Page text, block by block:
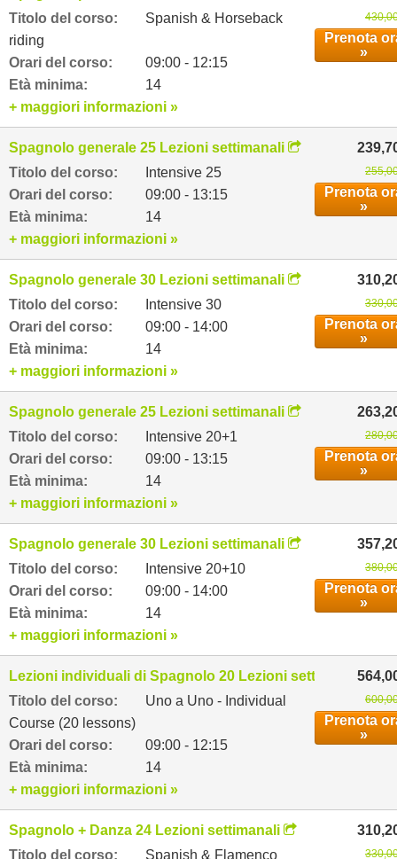
Titolo del corso:
Spanish & Horseback
riding
Orari del corso:
09:00 - 12:15
Età minima:
14
Prenota
»
+ maggiori informazioni »
Spagnolo generale 25 Lezioni settimanali
Titolo del corso:
Intensive 25
Orari del corso:
09:00 - 13:15
Età minima:
14
Prenota
»
+ maggiori informazioni »
Spagnolo generale 30 Lezioni settimanali
Titolo del corso:
Intensive 30
Orari del corso:
09:00 - 14:00
Età minima:
14
Prenota
»
+ maggiori informazioni »
Spagnolo generale 25 Lezioni settimanali
Titolo del corso:
Intensive 20+1
Orari del corso:
09:00 - 13:15
Età minima:
14
Prenota
»
+ maggiori informazioni »
Spagnolo generale 30 Lezioni settimanali
Titolo del corso:
Intensive 20+10
Orari del corso:
09:00 - 14:00
Età minima:
14
Prenota
»
+ maggiori informazioni »
Lezioni individuali di Spagnolo 20 Lezioni settimanali
Titolo del corso:
Uno a Uno - Individual
Course (20 lessons)
Orari del corso:
09:00 - 12:15
Età minima:
14
Prenota
»
+ maggiori informazioni »
Spagnolo + Danza 24 Lezioni settimanali
Titolo del corso:
Spanish & Flamenco